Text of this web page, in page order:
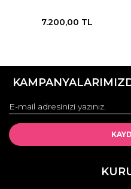
7.200,00 TL